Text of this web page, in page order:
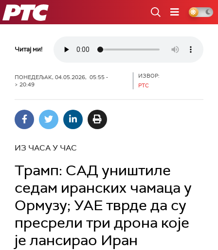
РТС
Читај ми!
ПОНЕДЕЉАК, 04.05.2026, 05:55 -
> 20:49
ИЗВОР:
РТС
ИЗ ЧАСА У ЧАС
Трамп: САД уништиле
седам иранских чамаца у
Ормузу; УАЕ тврде да су
пресрели три дрона које
је лансирао Иран